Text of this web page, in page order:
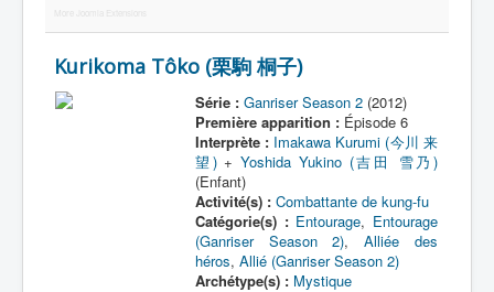
More Joomla Extensions
Kurikoma Tôko (栗駒 桐子)
Série : Ganriser Season 2(2012)
Première apparition :Épisode 6
Interprète : Imakawa Kurumi (今川 来
望)+Yoshida Yukino (吉田 雪乃)
(Enfant)
Activité(s) : Combattante de kung-fu
Catégorie(s) : Entourage, Entourage
(Ganriser Season 2),Alliée des
héros, Allié (Ganriser Season 2)
Archétype(s) : Mystique